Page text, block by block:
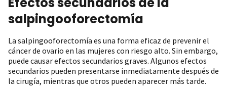
salpingooforectomía
La salpingooforectomía es una forma eficaz de prevenir el
cáncer de ovario en las mujeres con riesgo alto. Sin embargo,
puede causar efectos secundarios graves. Algunos efectos
secundarios pueden presentarse inmediatamente después de
la cirugía, mientras que otros pueden aparecer más tarde.